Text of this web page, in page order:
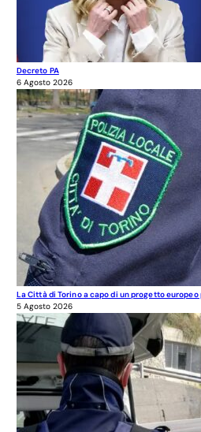
Decreto PA
6 Agosto 2026
La Città di Torino a capo di un progetto
5 Agosto 2026